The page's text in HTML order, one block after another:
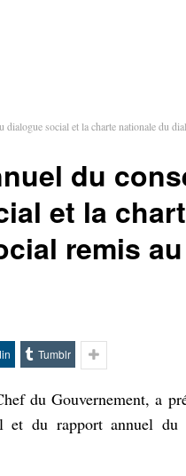
social et la charte nationale du
du
et la
remis au
Tumblr
du Gouvernement, a
du rapport annuel du